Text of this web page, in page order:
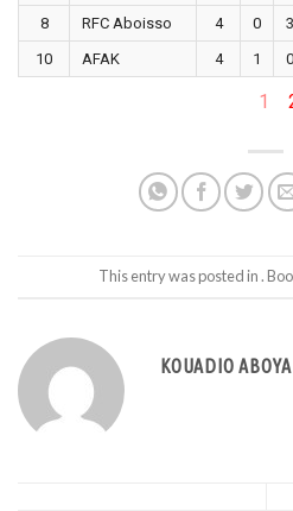
8 RFC Aboisso 4 0 3
10
AFAK 4 1 0
1
This entry was posted in .
KOUADIO ABOYA